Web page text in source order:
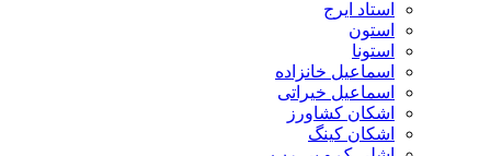
استاد ایرج
استون
استونا
اسماعیل خانزاده
اسماعیل خیراتی
اشکان کشاورز
اشکان کینگ